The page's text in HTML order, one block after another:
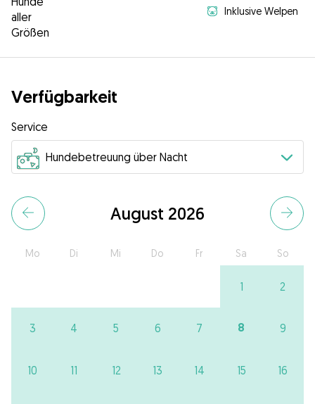
aller
Größen
Inklusive Welpen
Verfügbarkeit
Service
August 2026
Mo Di Mi Do Fr Sa So
1 2
3 4 5 6 7 8 9
10 11 12 13 14 15 16